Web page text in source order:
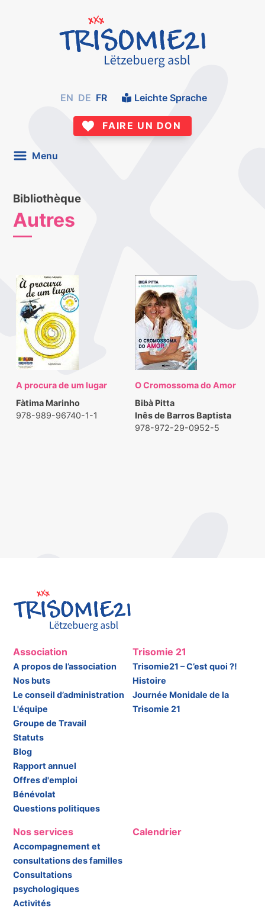
EN DE FR Leichte Sprache
FAIRE UN DON
Menu
Bibliothèque
Autres
A procura de um lugar
Fàtima Marinho
978-989-96740-1-1
O Cromossoma do Amor
Bibà Pitta
Inês de Barros Baptista
978-972-29-0952-5
Association
A propos de l’association
Nos buts
Le conseil d’administration
L'équipe
Groupe de Travail
Statuts
Blog
Rapport annuel
Offres d'emploi
Bénévolat
Questions politiques
Trisomie 21
Trisomie21 – C’est quoi ?!
Histoire
Journée Monidale de la
Trisomie 21
Nos services
Accompagnement et
consultations des familles
Consultations
psychologiques
Activités
Calendrier